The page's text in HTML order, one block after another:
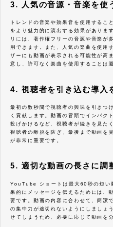
3. 人気の音源・音楽を使
トレンドの音楽や効果音を使用するこ
をより魅力的に演出する効果がありま
リには、著作権フリーの音源や音楽が
用できます。また、人気の楽曲を使用
ザーにも動画が表示される可能性が高
意し、許可なく楽曲を使用することは
4. 視聴者を引き込む導入
最初の数秒間で視聴者の興味を引きつ
く貢献します。動画の冒頭でインパク
投げかけるなど、視聴者が続きを見た
視聴者の離脱を防ぎ、最後まで動画を
が非常に重要です。
5. 適切な動画の長さに調
YouTube ショートは最大60秒の短い
果的にメッセージを伝えるためには、
要です。動画の内容に合わせて、簡潔
の集中力が途切れないようにしましょ
せてしまうため、必要に応じて動画を